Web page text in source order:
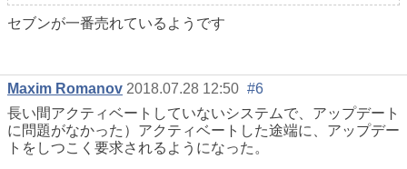
セブンが一番売れているようです
Maxim Romanov 2018.07.28 12:50 #6
長い間アクティベートしていないシステムで、アップデート
に問題がなかった）アクティベートした途端に、アップデー
トをしつこく要求されるようになった。